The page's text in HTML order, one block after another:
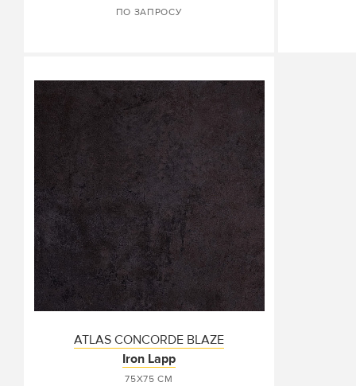
ПО ЗАПРОСУ
ATLAS CONCORDE BLAZE
Iron Lapp
75X75 СМ